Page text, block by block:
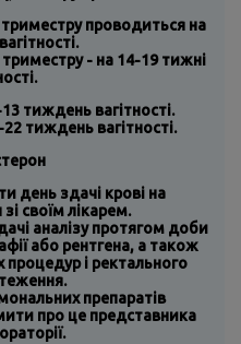
проводиться на
- на 14-19 тижні
тиждень вагітності.
тиждень вагітності.
день здачі крові на
своїм лікарем.
аналізу протягом доби
або рентгена, а також
процедур і ректального
препаратів
про це представника